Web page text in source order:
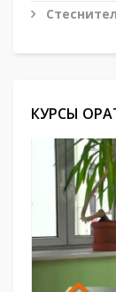
КУРСЫ